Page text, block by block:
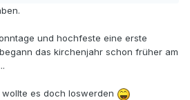
und hochfeste eine erste
das kirchenjahr schon früher am
es doch loswerden